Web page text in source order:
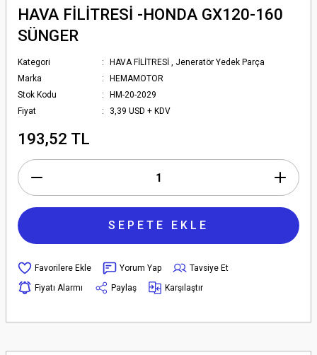
HAVA FİLİTRESİ -HONDA GX120-160
SÜNGER
Kategori HAVA FİLİTRESİ , Jeneratör Yedek Parça
Marka
HEMAMOTOR
Stok Kodu
HM-20-2029
Fiyat
3,39 USD + KDV
193,52 TL
SEPETE EKLE
Yorum Yap
Tavsiye Et
Fiyatı Alarmı
Paylaş Karşılaştır